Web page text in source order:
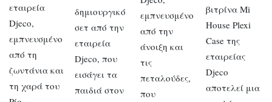
εταιρεία
Djeco,
εμπνευσμένο
από τη
ζωντάνια και
τη χαρά του
δημιουργικό
σετ από την
εταιρεία
Djeco, που
εισάγει τα
παιδιά στον
εμπνευσμένο
από την
άνοιξη και
τις
πεταλούδες,
που
βιτρίνα Mi
House Plexi
Case της
εταιρείας
Djeco
αποτελεί μια